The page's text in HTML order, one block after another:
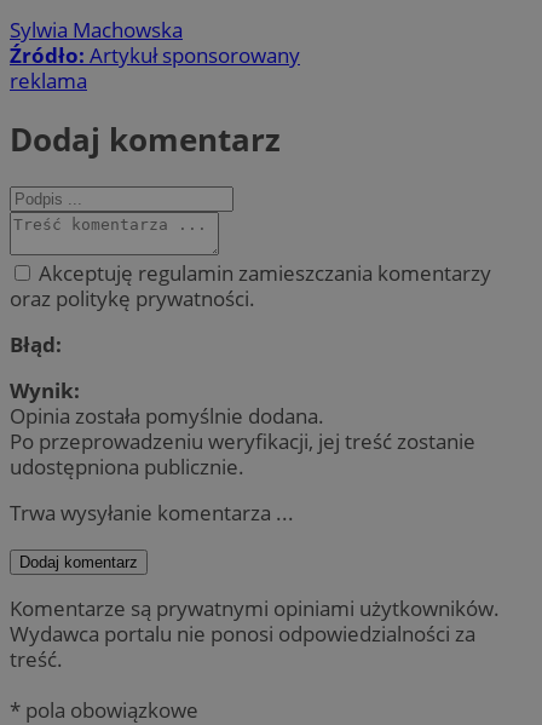
Sylwia Machowska
Źródło: Artykuł sponsorowany
reklama
Dodaj komentarz
Akceptuję regulamin zamieszczania komentarzy
oraz politykę prywatności.
Błąd:
Wynik:
Opinia została pomyślnie dodana.
Po przeprowadzeniu weryfikacji, jej treść zostanie
udostępniona publicznie.
Trwa wysyłanie komentarza ...
Dodaj komentarz
Komentarze są prywatnymi opiniami użytkowników.
Wydawca portalu nie ponosi odpowiedzialności za
treść.
* pola obowiązkowe